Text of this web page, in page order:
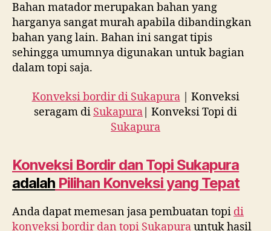
Bahan matador merupakan bahan yang
harganya sangat murah apabila dibandingkan
bahan yang lain. Bahan ini sangat tipis
sehingga umumnya digunakan untuk bagian
dalam topi saja.
Konveksi bordir di Sukapura| Konveksi
seragam di Sukapura| Konveksi Topi di
Sukapura
Konveksi Bordir dan Topi Sukapura
adalah Pilihan Konveksi yang Tepat
Anda dapat memesan jasa pembuatan topi di
konveksi bordir dan topi Sukapurauntuk hasil